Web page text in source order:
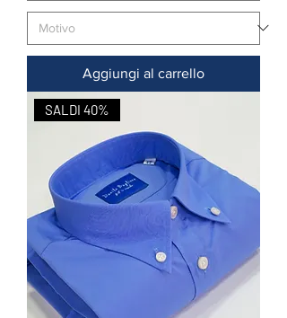
Aggiungi al carrello
SALDI 40%